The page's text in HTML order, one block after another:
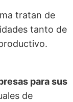
tratan de
tanto de
para sus
de